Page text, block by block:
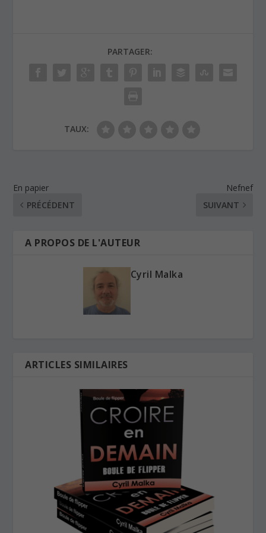
PARTAGER:
TAUX:
En papier
PRÉCÉDENT
Nefnef
SUIVANT
A PROPOS DE L'AUTEUR
Cyril Malka
ARTICLES SIMILAIRES